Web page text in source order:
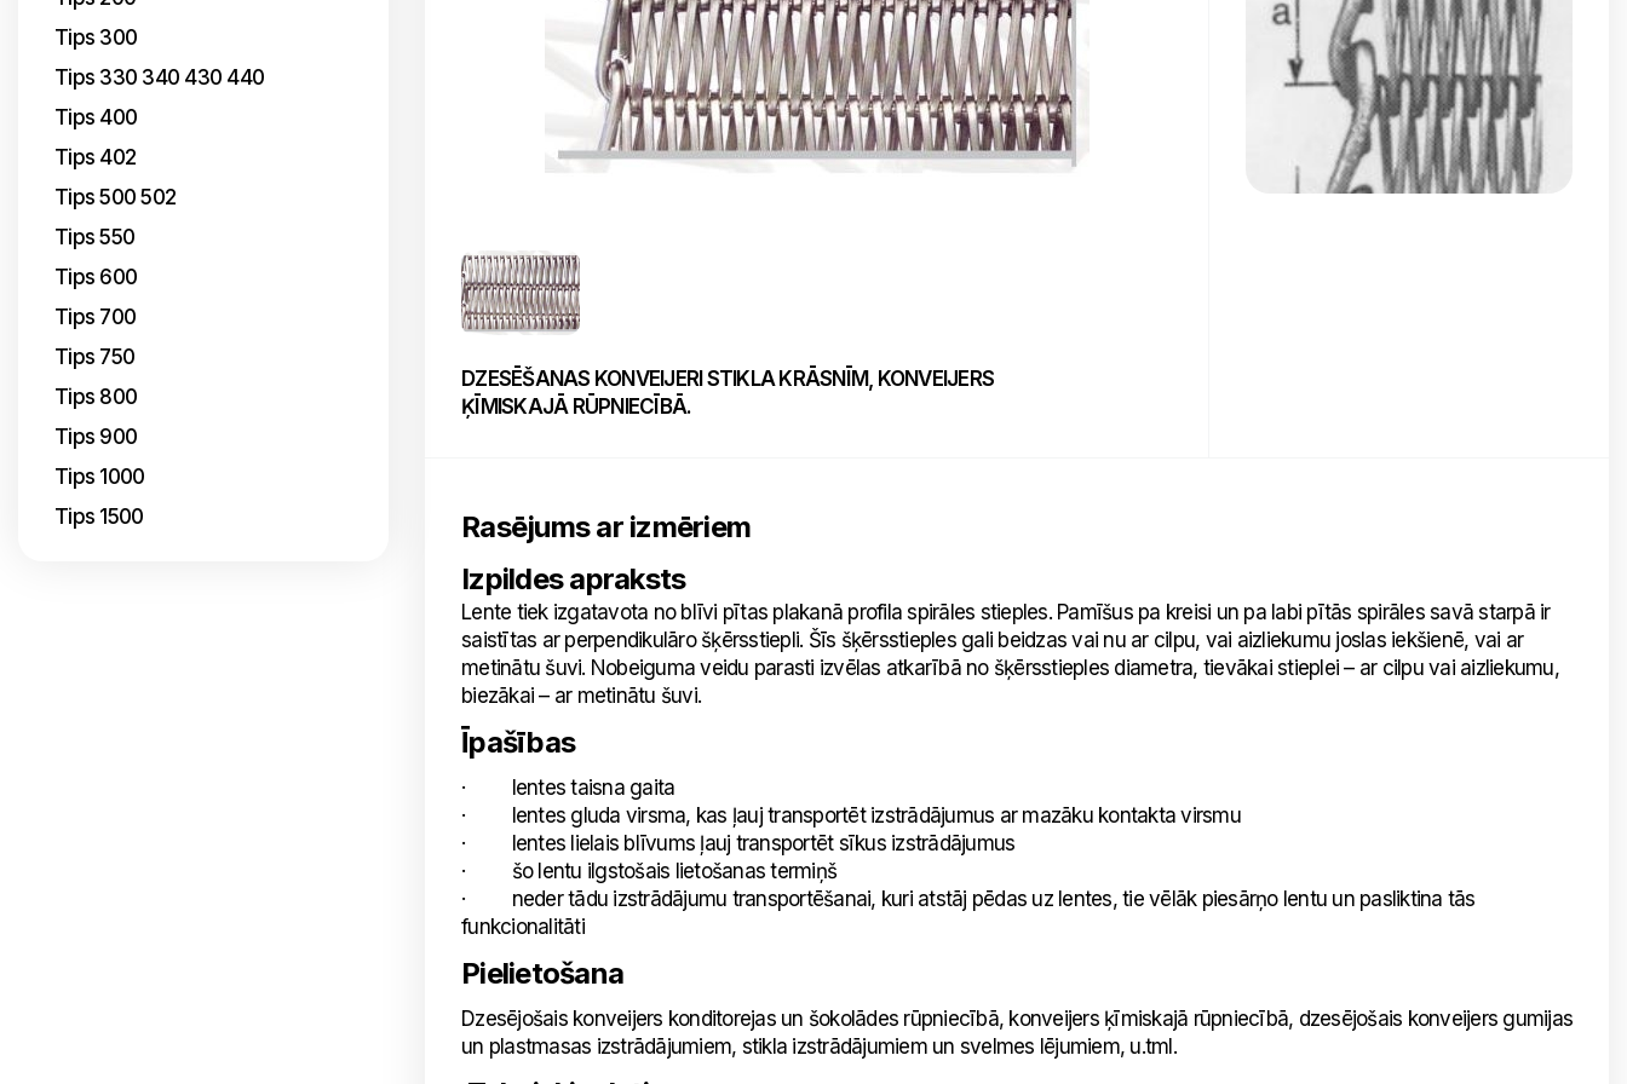
Tips 300
Tips 330 340 430 440
Tips 400
Tips 402
Tips 500 502
Tips 550
Tips 600
Tips 700
Tips 750
Tips 800
Tips 900
Tips 1000
Tips 1500
DZESĒŠANAS KONVEIJERI STIKLA KRĀSNĪM, KONVEIJERS
ĶĪMISKAJĀ RŪPNIECĪBĀ.
Rasējums ar izmēriem
Izpildes apraksts
Lente tiek izgatavota no blīvi pītas plakanā profila spirāles stieples. Pamīšus pa kreisi un pa labi pītās spirāles savā starpā ir
saistītas ar perpendikulāro šķērsstiepli. Šīs šķērsstieples gali beidzas vai nu ar cilpu, vai aizliekumu joslas iekšienē, vai ar
metinātu šuvi. Nobeiguma veidu parasti izvēlas atkarībā no šķērsstieples diametra, tievākai stieplei – ar cilpu vai aizliekumu,
biezākai – ar metinātu šuvi.
Īpašības
· lentes taisna gaita
· lentes gluda virsma, kas ļauj transportēt izstrādājumus ar mazāku kontakta virsmu
· lentes lielais blīvums ļauj transportēt sīkus izstrādājumus
· šo lentu ilgstošais lietošanas termiņš
· neder tādu izstrādājumu transportēšanai, kuri atstāj pēdas uz lentes, tie vēlāk piesārņo lentu un pasliktina tās
funkcionalitāti
Pielietošana
Dzesējošais konveijers konditorejas un šokolādes rūpniecībā, konveijers ķīmiskajā rūpniecībā, dzesējošais konveijers gumijas
un plastmasas izstrādājumiem, stikla izstrādājumiem un svelmes lējumiem, u.tml.